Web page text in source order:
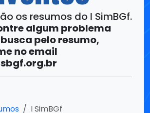
os resumos do I SimBGf.
algum problema
pelo resumo,
no email
I SimBGf